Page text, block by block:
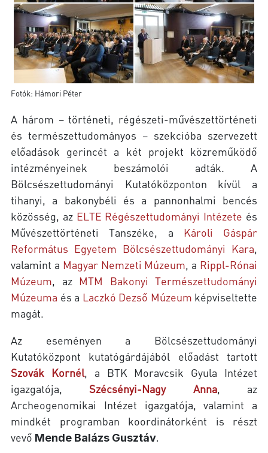
Fotók: Hámori Péter
A három – történeti, régészeti-művészettörténeti
és természettudományos – szekcióba szervezett
előadások gerincét a két projekt közreműködő
intézményeinek beszámolói adták. A
Bölcsészettudományi Kutatóközponton kívül a
tihanyi, a bakonybéli és a pannonhalmi bencés
közösség, az ELTE Régészettudományi Intézete és
Művészettörténeti Tanszéke, a Károli Gáspár
Református Egyetem Bölcsészettudományi Kara
valamint a Magyar Nemzeti Múzeum , a Rippl-Rónai
Múzeum , az MTM Bakonyi Természettudományi
Múzeuma és a Laczkó Dezső Múzeum képviseltette
magát.
Az eseményen a Bölcsészettudományi
Kutatóközpont kutatógárdájából előadást tartott
Szovák Kornél , a BTK Moravcsik Gyula Intézet
igazgatója, Szécsényi-Nagy Anna, az
Archeogenomikai Intézet igazgatója, valamint a
mindkét programban koordinátorként is részt
vevő Mende Balázs Gusztáv.